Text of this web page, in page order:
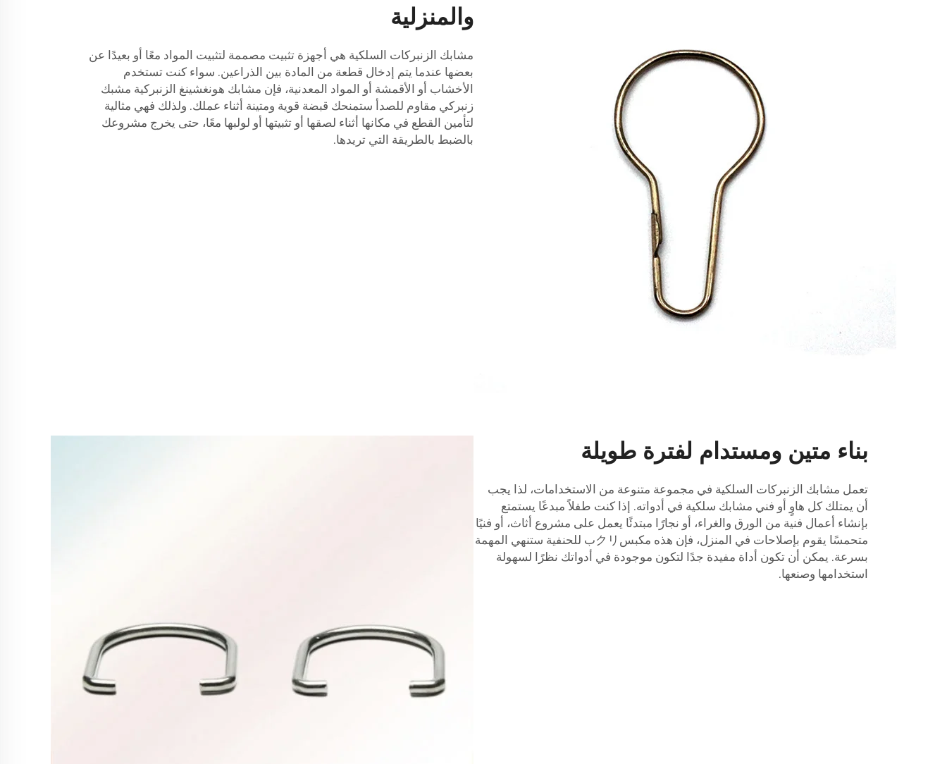
والمنزلية
مشابك الزنبركات السلكية هي أجهزة تثبيت مصممة لتثبيت المواد معًا أو بعيدًا عن
بعضها عندما يتم إدخال قطعة من المادة بين الذراعين. سواء كنت تستخدم
الأخشاب أو الأقمشة أو المواد المعدنية، فإن مشابك هونغشينغ الزنبركية مشبك
زنبركي مقاوم للصدأ ستمنحك قبضة قوية ومتينة أثناء عملك. ولذلك فهي مثالية
لتأمين القطع في مكانها أثناء لصقها أو تثبيتها أو لولبها معًا، حتى يخرج مشروعك
بالضبط بالطريقة التي تريدها.
بناء متين ومستدام لفترة طويلة
تعمل مشابك الزنبركات السلكية في مجموعة متنوعة من الاستخدامات، لذا يجب
أن يمتلك كل هاوٍ أو فني مشابك سلكية في أدواته. إذا كنت طفلاً مبدعًا يستمتع
بإنشاء أعمال فنية من الورق والغراء، أو نجارًا مبتدئًا يعمل على مشروع أثاث، أو فنيًا
متحمسًا يقوم بإصلاحات في المنزل، فإن هذه مكبسクリب للحنفية
ستنهي المهمة
بسرعة. يمكن أن تكون أداة مفيدة جدًا لتكون موجودة في أدواتك نظرًا لسهولة
استخدامها وصنعها.